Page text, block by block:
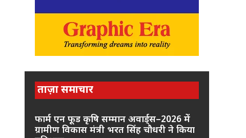
ताज़ा समाचार
फार्म एन फूड कृषि सम्मान अवार्ड्स–2026 में
ग्रामीण विकास मंत्री भरत सिंह चौधरी ने किया